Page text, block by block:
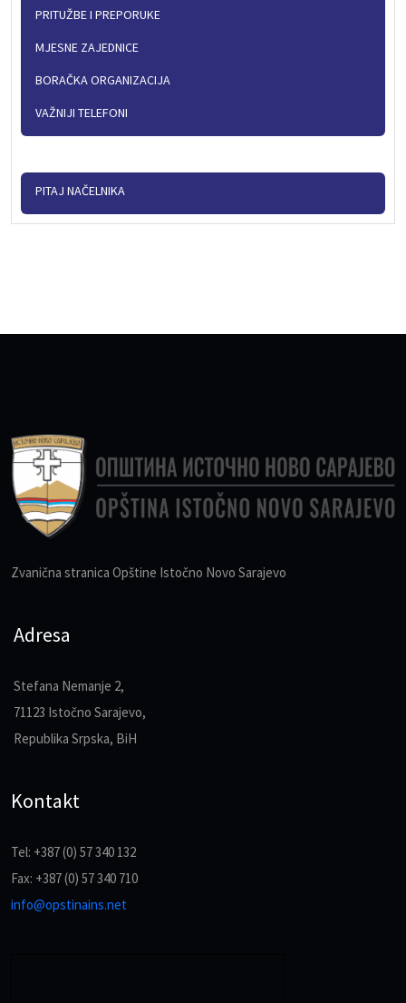
PRITUŽBE I PREPORUKE
MJESNE ZAJEDNICE
BORAČKA ORGANIZACIJA
VAŽNIJI TELEFONI
PITAJ NAČELNIKA
Zvanična stranica Opštine Istočno Novo Sarajevo
Adresa
Stefana Nemanje 2,
71123 Istočno Sarajevo,
Republika Srpska, BiH
Kontakt
Tel: +387 (0) 57 340 132
Fax: +387 (0) 57 340 710
info@opstinains.net